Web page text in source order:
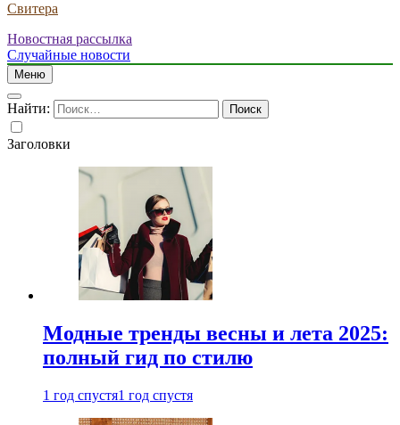
Свитера
Новостная рассылка
Случайные новости
Меню
Найти:
Заголовки
Модные тренды весны и лета 2025:
полный гид по стилю
1 год спустя1 год спустя